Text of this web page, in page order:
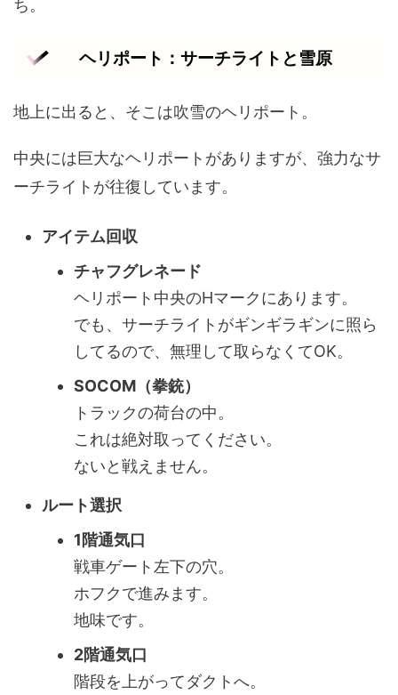
ち。
ヘリポート：サーチライトと雪原
地上に出ると、そこは吹雪のヘリポート。
中央には巨大なヘリポートがありますが、強力なサ
ーチライトが往復しています。
アイテム回収
チャフグレネード
ヘリポート中央のHマークにあります。
でも、サーチライトがギンギラギンに照ら
してるので、無理して取らなくてOK。
SOCOM（拳銃）
トラックの荷台の中。
これは絶対取ってください。
ないと戦えません。
ルート選択
1階通気口
戦車ゲート左下の穴。
ホフクで進みます。
地味です。
2階通気口
階段を上がってダクトへ。